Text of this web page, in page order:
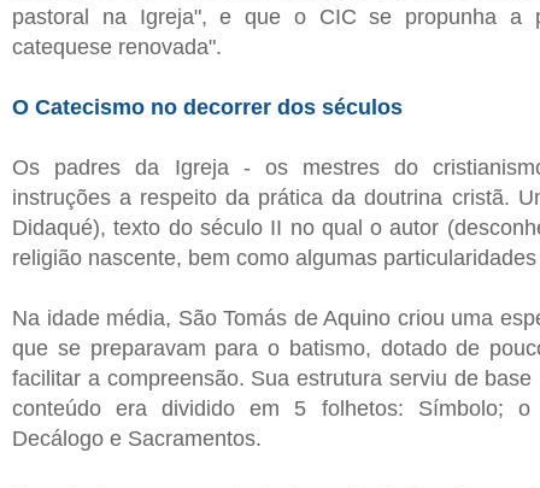
pastoral na Igreja", e que o CIC se propunha a
catequese renovada".
O Catecismo no decorrer dos séculos
Os padres da Igreja - os mestres do
instruções a respeito da prática da doutrina cristã.
Didaqué), texto do século II no qual o autor
religião nascente, bem como algumas
Na idade média, São Tomás de Aquino criou uma
que se preparavam para o batismo, dotado de
facilitar a compreensão. Sua estrutura serviu de
conteúdo era dividido em 5 folhetos: Símbolo; o
Decálogo e Sacramentos.